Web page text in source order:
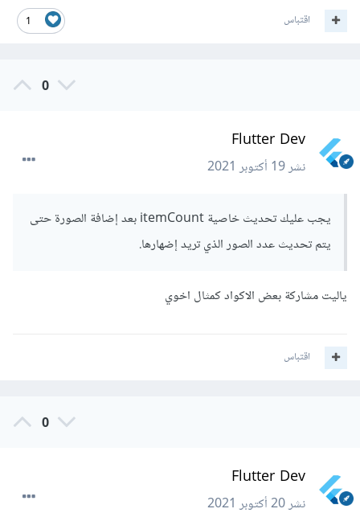
1 اقتباس
0
Flutter Dev
نشر19 أكتوبر 2021
يجب عليك تحديث خاصية itemCount بعد إضافة الصورة حتى
يتم تحديث عدد الصور الذي تريد إضهارها.
ياليت مشاركة بعض الاكواد كمثال اخوي
اقتباس
0
Flutter Dev
نشر20 أكتوبر 2021